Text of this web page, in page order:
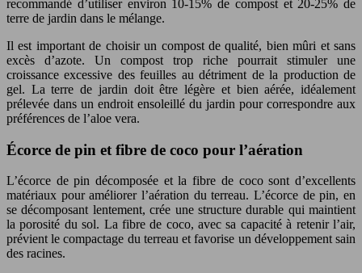
recommandé d’utiliser environ 10-15% de compost et 20-25% de
terre de jardin dans le mélange.
Il est important de choisir un compost de qualité, bien mûri et sans
excès d’azote. Un compost trop riche pourrait stimuler une
croissance excessive des feuilles au détriment de la production de
gel. La terre de jardin doit être légère et bien aérée, idéalement
prélevée dans un endroit ensoleillé du jardin pour correspondre aux
préférences de l’aloe vera.
Écorce de pin et fibre de coco pour l’aération
L’écorce de pin décomposée et la fibre de coco sont d’excellents
matériaux pour améliorer l’aération du terreau. L’écorce de pin, en
se décomposant lentement, crée une structure durable qui maintient
la porosité du sol. La fibre de coco, avec sa capacité à retenir l’air,
prévient le compactage du terreau et favorise un développement sain
des racines.